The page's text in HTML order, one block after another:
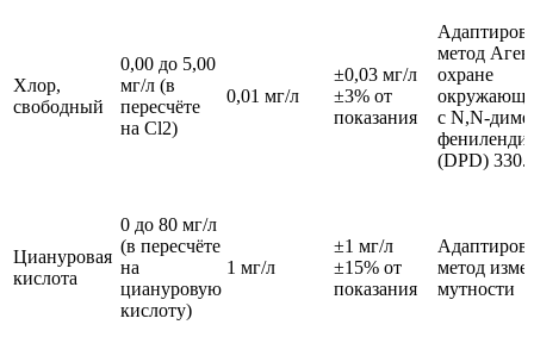
Хлор,
свободный
0,00 до 5,00
мг/л (в
пересчёте
на Cl2)
0,01 мг/л
±0,03 мг/л
±3% от
показания
метод
охране
с N,N-
(DPD)
Циануровая
кислота
0 до 80 мг/л
(в пересчёте
на
циануровую
кислоту)
1 мг/л
±1 мг/л
±15% от
показания
метод
мутности